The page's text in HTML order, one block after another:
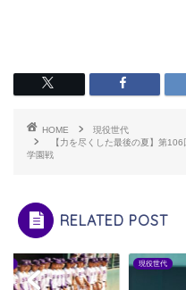
HOME
現役世代
【力を尽くした最後の夏】第
学園戦
RELATED POST
現役世代